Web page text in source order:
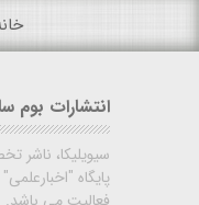
انتشارات بوم
سیویلیکا، ناشر
پایگاه